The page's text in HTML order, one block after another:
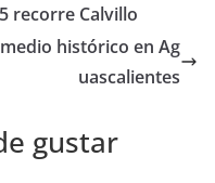
recorre Calvillo
histórico en Ag
uascalientes
gustar